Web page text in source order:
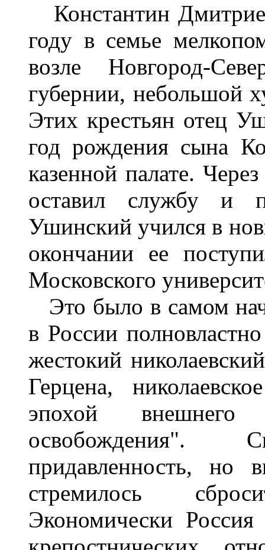
Константин
году в семье
возле Новгород-
губернии, небольшой
Этих крестьян отец
год рождения сына
казенной палате.
оставил службу и
Ушинский учился в
окончании ее
Московского
Это было в самом
в России
жестокий
Герцена,
эпохой
придавленность, но
стремилось
Экономически